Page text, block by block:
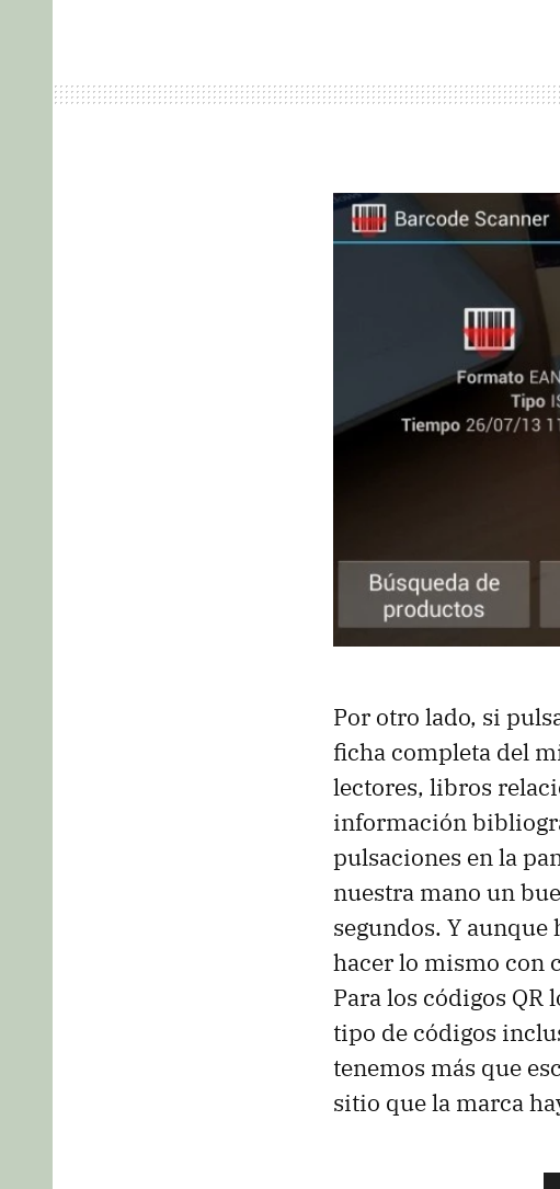
Por otro lado, si
ficha completa del
lectores, libros
información
pulsaciones en la
nuestra mano un
segundos. Y
hacer lo mismo con
Para los códigos QR
tipo de códigos
tenemos más que
sitio que la marca